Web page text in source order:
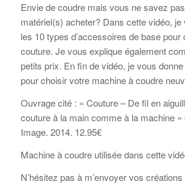
Envie de coudre mais vous ne savez
matériel(s) acheter? Dans cette vidéo, je
les 10 types d’accessoires de base
couture. Je vous explique également
petits prix. En fin de vidéo, je vous
pour choisir votre machine à coudre
Ouvrage cité : « Couture – De fil en
couture à la main comme à la machine
Image. 2014. 12.95€
Machine à coudre utilisée dans cette
N’hésitez pas à m’envoyer vos créations